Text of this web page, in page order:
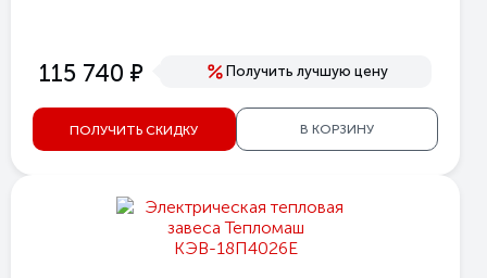
115 740 е Получить лучшую цену
ПОЛУЧИТЬ СКИДКУ В КОРЗИНУ